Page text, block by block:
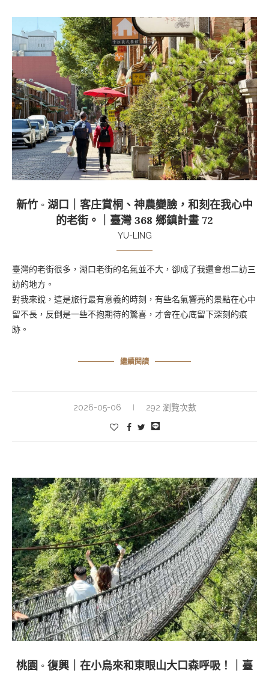
新竹 ◦ 湖口｜客庄賞桐、神農變臉，和刻在我心中
的老街。｜臺灣 368 鄉鎮計畫 72
YU-LING
臺灣的老街很多，湖口老街的名氣並不大，卻成了我還會想二訪三
訪的地方。
對我來說，這是旅行最有意義的時刻，有些名氣響亮的景點在心中
留不長，反倒是一些不抱期待的驚喜，才會在心底留下深刻的痕
跡。
繼續閱讀
2026-05-06 292 瀏覽次數
桃園 ◦ 復興｜在小烏來和東眼山大口森呼吸！｜臺